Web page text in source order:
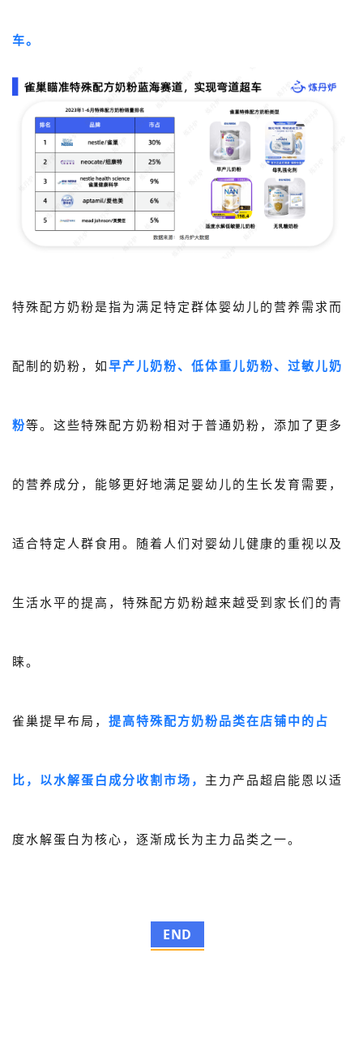
车。
特殊配方奶粉是指为满足特定群体婴幼儿的营养需求而
配制的奶粉，如 早产儿奶粉、低体重儿奶粉、过敏儿奶
粉等。这些特殊配方奶粉相对于普通奶粉，添加了更多
的营养成分，能够更好地满足婴幼儿的生长发育需要，
适合特定人群食用。随着人们对婴幼儿健康的重视以及
生活水平的提高，特殊配方奶粉越来越受到家长们的青
睐。
雀巢提早布局， 提高特殊配方奶粉品类在店铺中的占
比，以水解蛋白成分收割市场， 主力产品超启能恩以适
度水解蛋白为核心，逐渐成长为主力品类之一。
END